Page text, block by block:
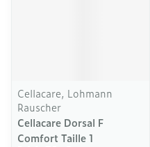
Cellacare, Lohmann
Rauscher
Cellacare Dorsal F
Comfort Taille 1